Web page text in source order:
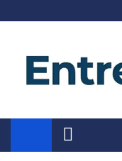
Noticias
Información de toda la